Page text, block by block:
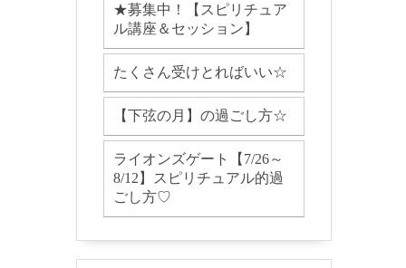
★募集中！【スピリチュア
ル講座＆セッション】
たくさん受けとればいい☆
【下弦の月】の過ごし方☆
ライオンズゲート【7/26～
8/12】スピリチュアル的過
ごし方♡